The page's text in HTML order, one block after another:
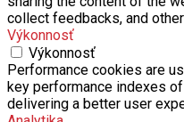
collect feedbacks, and
Výkonnosť
Výkonnosť
Performance cookies are
key performance indexes
delivering a better user